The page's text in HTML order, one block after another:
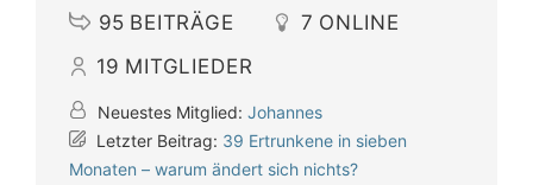
95 BEITRÄGE 7 ONLINE
19 MITGLIEDER
Neuestes Mitglied: Johannes
Letzter Beitrag: 39 Ertrunkene in sieben
Monaten – warum ändert sich nichts?